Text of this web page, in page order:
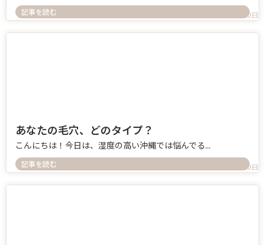
記事を読む 2026年6月10日
あなたの毛穴、どのタイプ？
こんにちは！今日は、湿度の高い沖縄では悩んでる...
記事を読む 2026年6月10日